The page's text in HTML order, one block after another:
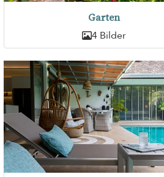
Garten
4 Bilder